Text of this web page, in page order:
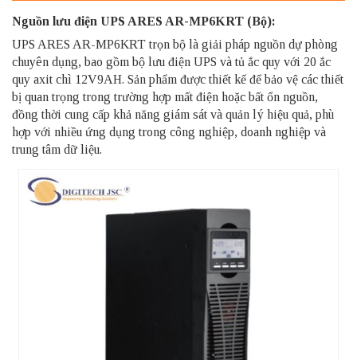
Nguồn lưu điện UPS ARES AR-MP6KRT (Bộ):
UPS ARES AR-MP6KRT trọn bộ là giải pháp nguồn dự phòng
chuyên dụng, bao gồm bộ lưu điện UPS và tủ ắc quy với 20 ắc
quy axit chì 12V9AH. Sản phẩm được thiết kế để bảo vệ các thiết
bị quan trọng trong trường hợp mất điện hoặc bất ổn nguồn,
đồng thời cung cấp khả năng giám sát và quản lý hiệu quả, phù
hợp với nhiều ứng dụng trong công nghiệp, doanh nghiệp và
trung tâm dữ liệu.